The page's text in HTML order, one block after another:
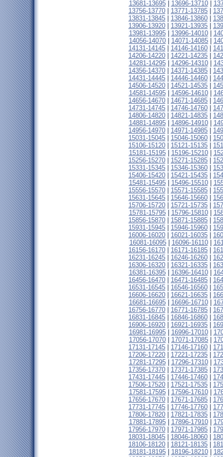
13681-13695| 13696-13710|
13756-13770
13771-13785
13831-13845
13846-13860
13906-13920
13921-13935
13981-13995| 13996-14010|
14056-14070
14071-14085
14131-14145
14146-14160
14206-14220
14221-14235
14281-14295| 14296-14310|
14356-14370
14371-14385
14431-14445
14446-14460
14506-14520
14521-14535
14581-14595| 14596-14610|
14656-14670
14671-14685
14731-14745
14746-14760
14806-14820
14821-14835
14881-14895| 14896-14910|
14956-14970
14971-14985
15031-15045
15046-15060
15106-15120
15121-15135
15181-15195| 15196-15210|
15256-15270
15271-15285
15331-15345
15346-15360
15406-15420
15421-15435
15481-15495| 15496-15510|
15556-15570
15571-15585
15631-15645
15646-15660
15706-15720
15721-15735
15781-15795| 15796-15810|
15856-15870
15871-15885
15931-15945
15946-15960
16006-16020
16021-16035
16081-16095| 16096-16110|
16156-16170
16171-16185
16231-16245
16246-16260
16306-16320
16321-16335
16381-16395| 16396-16410|
16456-16470
16471-16485
16531-16545
16546-16560
16606-16620
16621-16635
16681-16695| 16696-16710|
16756-16770
16771-16785
16831-16845
16846-16860
16906-16920
16921-16935
16981-16995| 16996-17010|
17056-17070
17071-17085
17131-17145
17146-17160
17206-17220
17221-17235
17281-17295| 17296-17310|
17356-17370
17371-17385
17431-17445
17446-17460
17506-17520
17521-17535
17581-17595| 17596-17610|
17656-17670
17671-17685
17731-17745
17746-17760
17806-17820
17821-17835
17881-17895| 17896-17910|
17956-17970
17971-17985
18031-18045
18046-18060
18106-18120
18121-18135
18181-18195| 18196-18210|